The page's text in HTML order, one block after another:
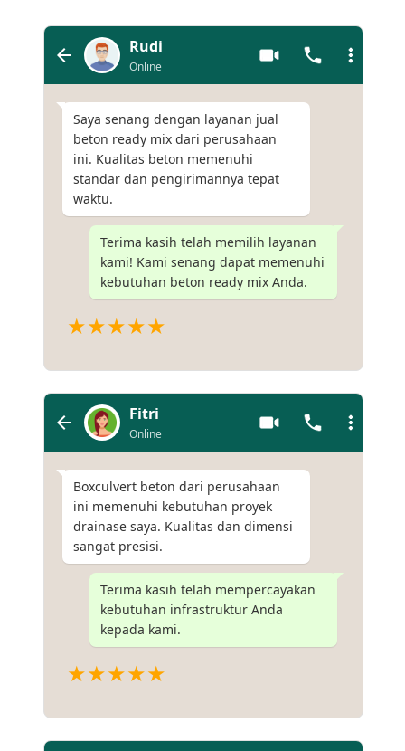
Rudi
Online
Saya senang dengan layanan jual
beton ready mix dari perusahaan
ini. Kualitas beton memenuhi
standar dan pengirimannya tepat
waktu.
Terima kasih telah memilih layanan
kami! Kami senang dapat memenuhi
kebutuhan beton ready mix Anda.
★★★★★
Fitri
Online
Boxculvert beton dari perusahaan
ini memenuhi kebutuhan proyek
drainase saya. Kualitas dan dimensi
sangat presisi.
Terima kasih telah mempercayakan
kebutuhan infrastruktur Anda
kepada kami.
★★★★★